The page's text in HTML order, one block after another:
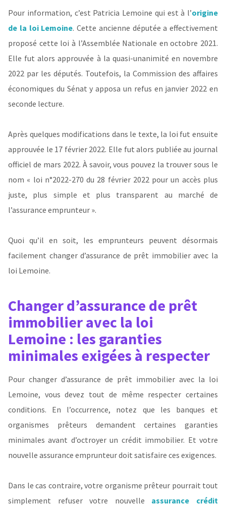
Pour information, c’est Patricia Lemoine qui est à l’origine
de la loi Lemoine. Cette ancienne députée a effectivement
proposé cette loi à l’Assemblée Nationale en octobre 2021.
Elle fut alors approuvée à la quasi-unanimité en novembre
2022 par les députés. Toutefois, la Commission des affaires
économiques du Sénat y apposa un refus en janvier 2022 en
seconde lecture.
Après quelques modifications dans le texte, la loi fut ensuite
approuvée le 17 février 2022. Elle fut alors publiée au journal
officiel de mars 2022. À savoir, vous pouvez la trouver sous le
nom « loi n°2022-270 du 28 février 2022 pour un accès plus
juste, plus simple et plus transparent au marché de
l’assurance emprunteur ».
Quoi qu’il en soit, les emprunteurs peuvent désormais
facilement changer d’assurance de prêt immobilier avec la
loi Lemoine.
Changer d’assurance de prêt
immobilier avec la loi
Lemoine : les garanties
minimales exigées à respecter
Pour changer d’assurance de prêt immobilier avec la loi
Lemoine, vous devez tout de même respecter certaines
conditions. En l’occurrence, notez que les banques et
organismes prêteurs demandent certaines garanties
minimales avant d’octroyer un crédit immobilier. Et votre
nouvelle assurance emprunteur doit satisfaire ces exigences.
Dans le cas contraire, votre organisme prêteur pourrait tout
simplement refuser votre nouvelle assurance crédit